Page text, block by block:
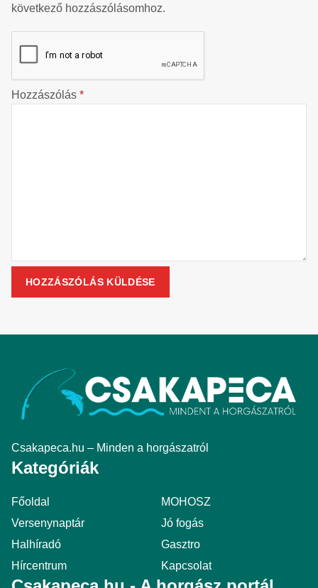
következő hozzászólásomhoz.
Hozzászólás *
Csakapeca.hu – Minden a horgászatról
Kategóriák
Főoldal
MOHOSZ
Versenynaptár
Jó fogás
Halhíradó
Gasztro
Hírcentrum
Kapcsolat